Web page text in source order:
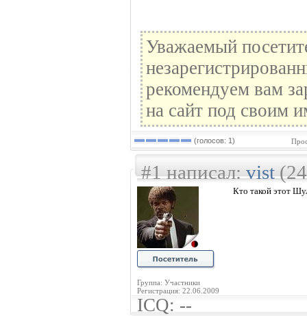
Уважаемый
рекомендуем вам
на сайт под своим
(голосов: 1)
#1 написал:vist(24
Группа: Участники
Регистрация: 22.06.2009
Кто такой этот
ICQ: --